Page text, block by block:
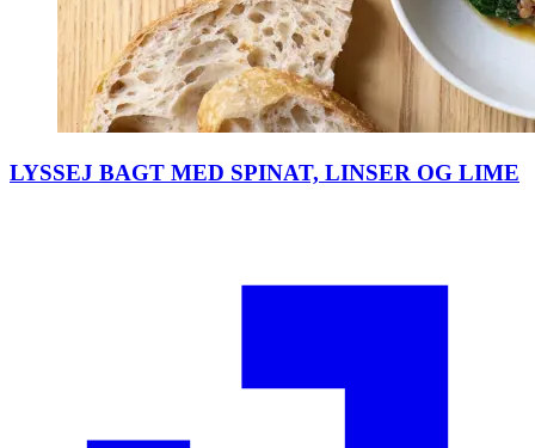
LYSSEJ BAGT MED SPINAT, LINSER OG LIME